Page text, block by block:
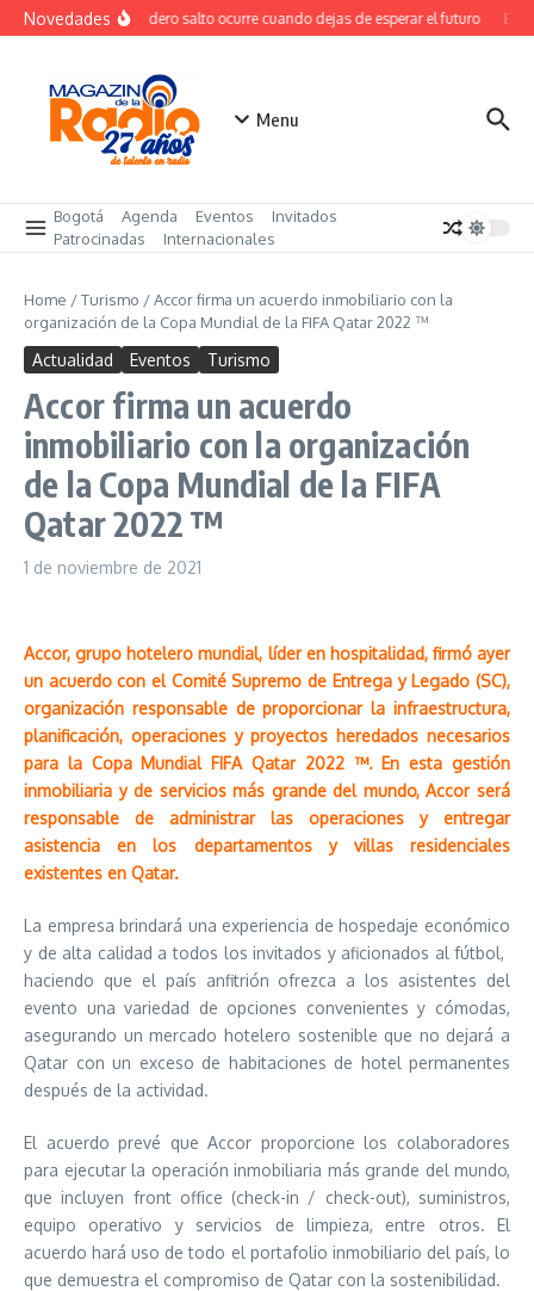
Saltar al contenido
NovedadesEl verdadero salto ocurre cuando dejas de esperar el futuro El
Menu
Bogotá Agenda Eventos
Invitados
Patrocinadas
Internacionales
Home /Turismo /Accor firma un acuerdo inmobiliario con la
organización de la Copa Mundial de la FIFA Qatar 2022 ™
Actualidad Eventos Turismo
Accor firma un acuerdo
inmobiliario con la organización
de la Copa Mundial de la FIFA
Qatar 2022 ™
1 de noviembre de 2021
Accor, grupo hotelero mundial, líder en hospitalidad, firmó ayer
un acuerdo con el Comité Supremo de Entrega y Legado (SC),
organización responsable de proporcionar la infraestructura,
planificación, operaciones y proyectos heredados necesarios
para la Copa Mundial FIFA Qatar 2022 ™. En esta gestión
inmobiliaria y de servicios más grande del mundo, Accor será
responsable de administrar las operaciones y entregar
asistencia en los departamentos y villas residenciales
existentes en Qatar.
La empresa brindará una experiencia de hospedaje económico
y de alta calidad a todos los invitados y aficionados al fútbol, ​​
haciendo que el país anfitrión ofrezca a los asistentes del
evento una variedad de opciones convenientes y cómodas,
asegurando un mercado hotelero sostenible que no dejará a
Qatar con un exceso de habitaciones de hotel permanentes
después de la actividad.
El acuerdo prevé que Accor proporcione los colaboradores
para ejecutar la operación inmobiliaria más grande del mundo,
que incluyen front office (check-in / check-out), suministros,
equipo operativo y servicios de limpieza, entre otros. El
acuerdo hará uso de todo el portafolio inmobiliario del país, lo
que demuestra el compromiso de Qatar con la sostenibilidad.